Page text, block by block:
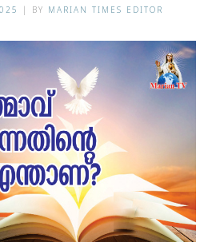
BY MARIAN TIMES EDITOR